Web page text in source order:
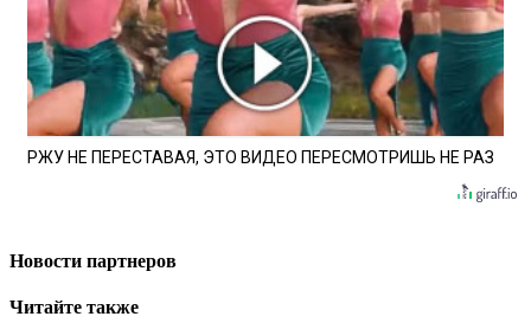
РЖУ НЕ ПЕРЕСТАВАЯ, ЭТО ВИДЕО ПЕРЕСМОТРИШЬ НЕ РАЗ
Новости партнеров
Читайте также